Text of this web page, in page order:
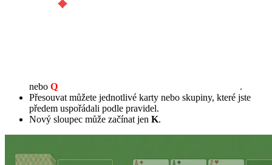
nebo Q
.
Přesouvat můžete jednotlivé karty nebo skupiny, které jste
předem uspořádali podle pravidel.
Nový sloupec může začínat jen K.